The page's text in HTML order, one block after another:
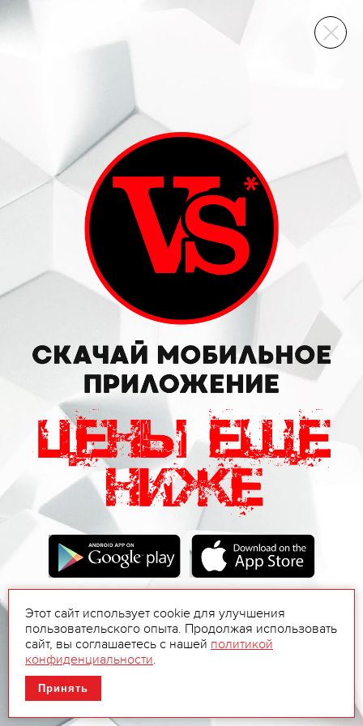
ВИННЫЙ СКЛАД
Этот сайт использует cookie для улучшения
пользовательского опыта. Продолжая использовать
сайт, вы соглашаетесь с нашей политикой
конфиденциальности.
Принять